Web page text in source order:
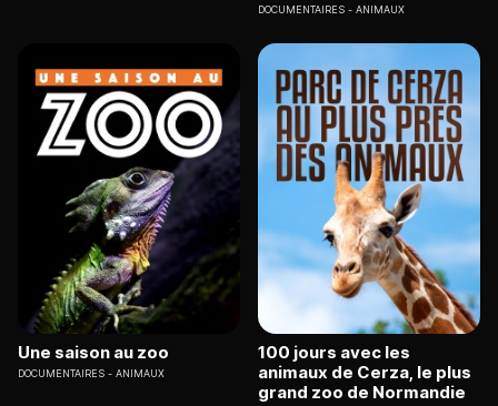
DOCUMENTAIRES ANIMAUX
Une saison au zoo
DOCUMENTAIRES ANIMAUX
100 jours avec les
animaux de Cerza, le plus
grand zoo de Normandie